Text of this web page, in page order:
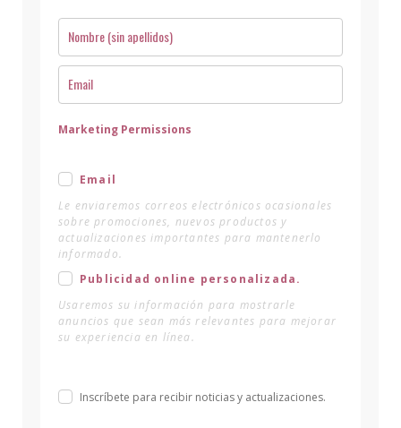
Marketing Permissions
Email
Le enviaremos correos electrónicos ocasionales
sobre promociones, nuevos productos y
actualizaciones importantes para mantenerlo
informado.
Publicidad online personalizada.
Usaremos su información para mostrarle
anuncios que sean más relevantes para mejorar
su experiencia en línea.
Inscríbete para recibir noticias y actualizaciones.